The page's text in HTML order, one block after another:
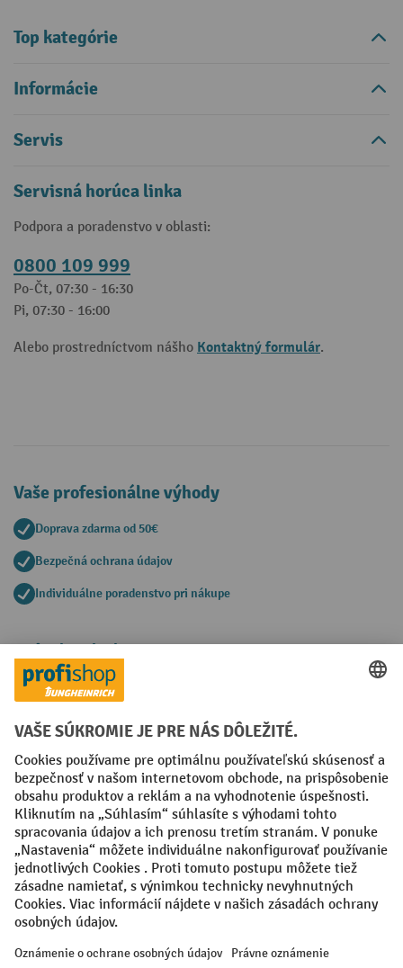
Top kategórie
Informácie
Servis
Servisná horúca linka
Podpora a poradenstvo v oblasti:
0800 109 999
Po-Čt, 07:30 - 16:30
Pi, 07:30 - 16:00
Alebo prostredníctvom nášho Kontaktný formulár.
Vaše profesionálne výhody
Doprava zdarma od 50€
Bezpečná ochrana údajov
Individuálne poradenstvo pri nákupe
Spôsoby platby
Creditcard (Master)Creditcard (Visa)
Faktúra Predplatba
Sociálne siete
Facebook
YouTube
LinkedIn
Nastavenia ochrany osobných údajov
All prices excl. VAT plusshipping costsand possible delivery charges,